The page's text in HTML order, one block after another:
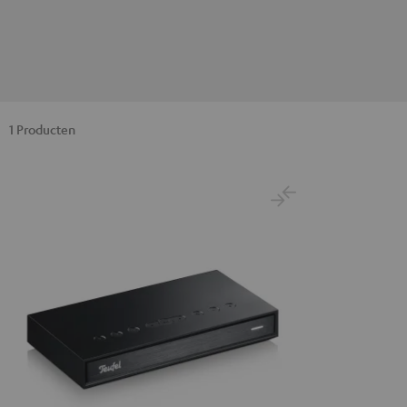
1 Producten